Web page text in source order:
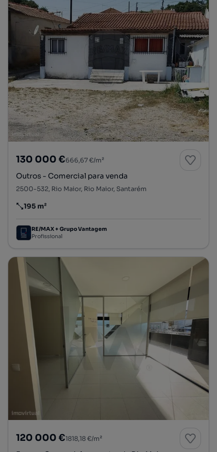
130 000 €666,67 €/m²
Outros - Comercial para venda
2500-532, Rio Maior, Rio Maior, Santarém
Preço por metro quadrado
195 m²
RE/MAX + Grupo Vantagem
Profissional
120 000 €1818,18 €/m²